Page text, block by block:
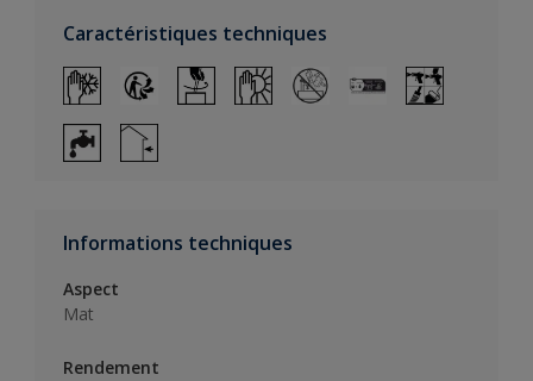
Caractéristiques techniques
Informations techniques
Aspect
Mat
Rendement